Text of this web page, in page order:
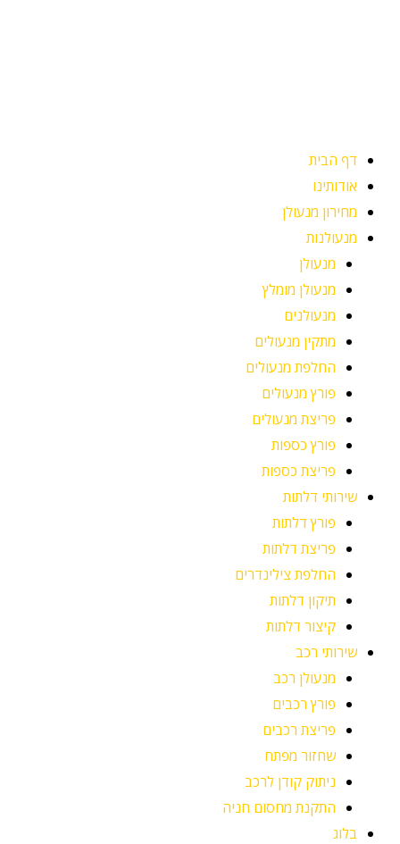
דף הבית
אודותינו
מחירון מנעולן
מנעולנות
מנעולן
מנעולן מומלץ
מנעולנים
מתקין מנעולים
החלפת מנעולים
פורץ מנעולים
פריצת מנעולים
פורץ כספות
פריצת כספות
שירותי דלתות
פורץ דלתות
פריצת דלתות
החלפת צילינדרים
תיקון דלתות
קיצור דלתות
שירותי רכב
מנעולן רכב
פורץ רכבים
פריצת רכבים
שחזור מפתח
ניתוק קודן לרכב
התקנת מחסום חניה
בלוג